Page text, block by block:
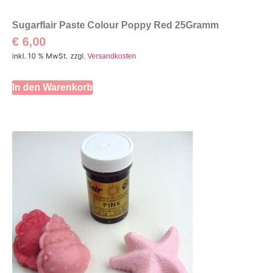
Sugarflair Paste Colour Poppy Red 25Gramm
€ 6,00
inkl. 10 % MwSt. zzgl. Versandkosten
In den Warenkorb